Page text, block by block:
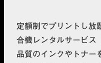
定額制でプリントし放
合機レンタルサービス
品質のインクやトナー